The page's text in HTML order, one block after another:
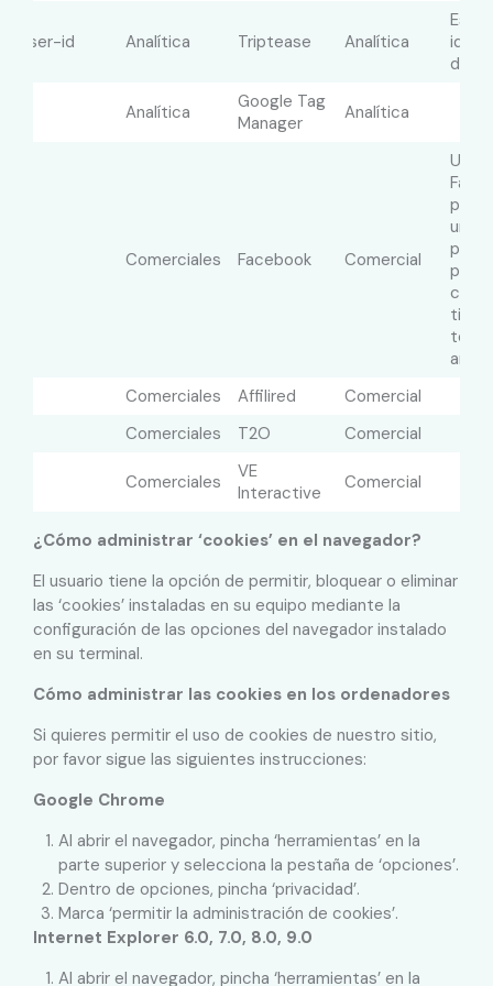
user-id Analítica Triptease Analítica
Esta
del
Analítica
Google Tag
Manager
Analítica
Comerciales Facebook Comercial
una
Comerciales
Affilired
Comercial
Comerciales
T2O Comercial
Comerciales
VE
Interactive
Comercial
¿Cómo administrar ‘cookies’ en el navegador?
El usuario tiene la opción de permitir, bloquear o eliminar
las ‘cookies’ instaladas en su equipo mediante la
configuración de las opciones del navegador instalado
en su terminal.
Cómo administrar las cookies en los ordenadores
Si quieres permitir el uso de cookies de nuestro sitio,
por favor sigue las siguientes instrucciones:
Google Chrome
Al abrir el navegador, pincha ‘herramientas’ en la
parte superior y selecciona la pestaña de ‘opciones’.
Dentro de opciones, pincha ‘privacidad’.
Marca ‘permitir la administración de cookies’.
Internet Explorer 6.0, 7.0, 8.0, 9.0
Al abrir el navegador, pincha ‘herramientas’ en la